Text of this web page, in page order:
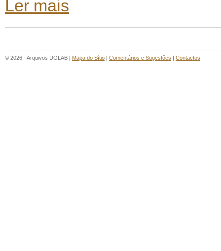
Ler mais
© 2026 - Arquivos DGLAB | Mapa do Sítio | Comentários e Sugestões | Contactos